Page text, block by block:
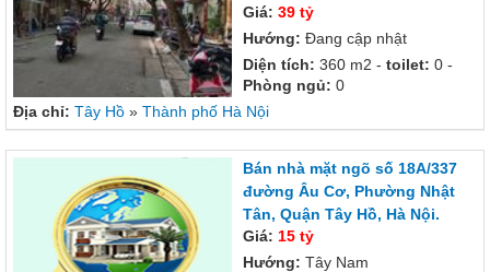
Giá: 39 tỷ
Hướng: Đang cập nhật
Diện tích: 360 m2 - toilet: 0 -
Phòng ngủ: 0
Địa chỉ: Tây Hồ » Thành phố Hà Nội
Bán nhà mặt ngõ số 18A/337
đường Âu Cơ, Phường Nhật
Tân, Quận Tây Hồ, Hà Nội.
Giá: 15 tỷ
Hướng: Tây Nam